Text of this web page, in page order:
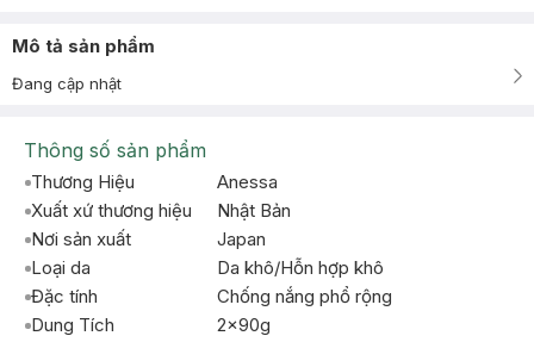
Mô tả sản phẩm
Đang cập nhật
Thông số sản phẩm
Thương Hiệu
Anessa
Xuất xứ thương hiệu
Nhật Bản
Nơi sản xuất
Japan
Loại da
Da khô/Hỗn hợp khô
Đặc tính
Chống nắng phổ rộng
Dung Tích
2x90g